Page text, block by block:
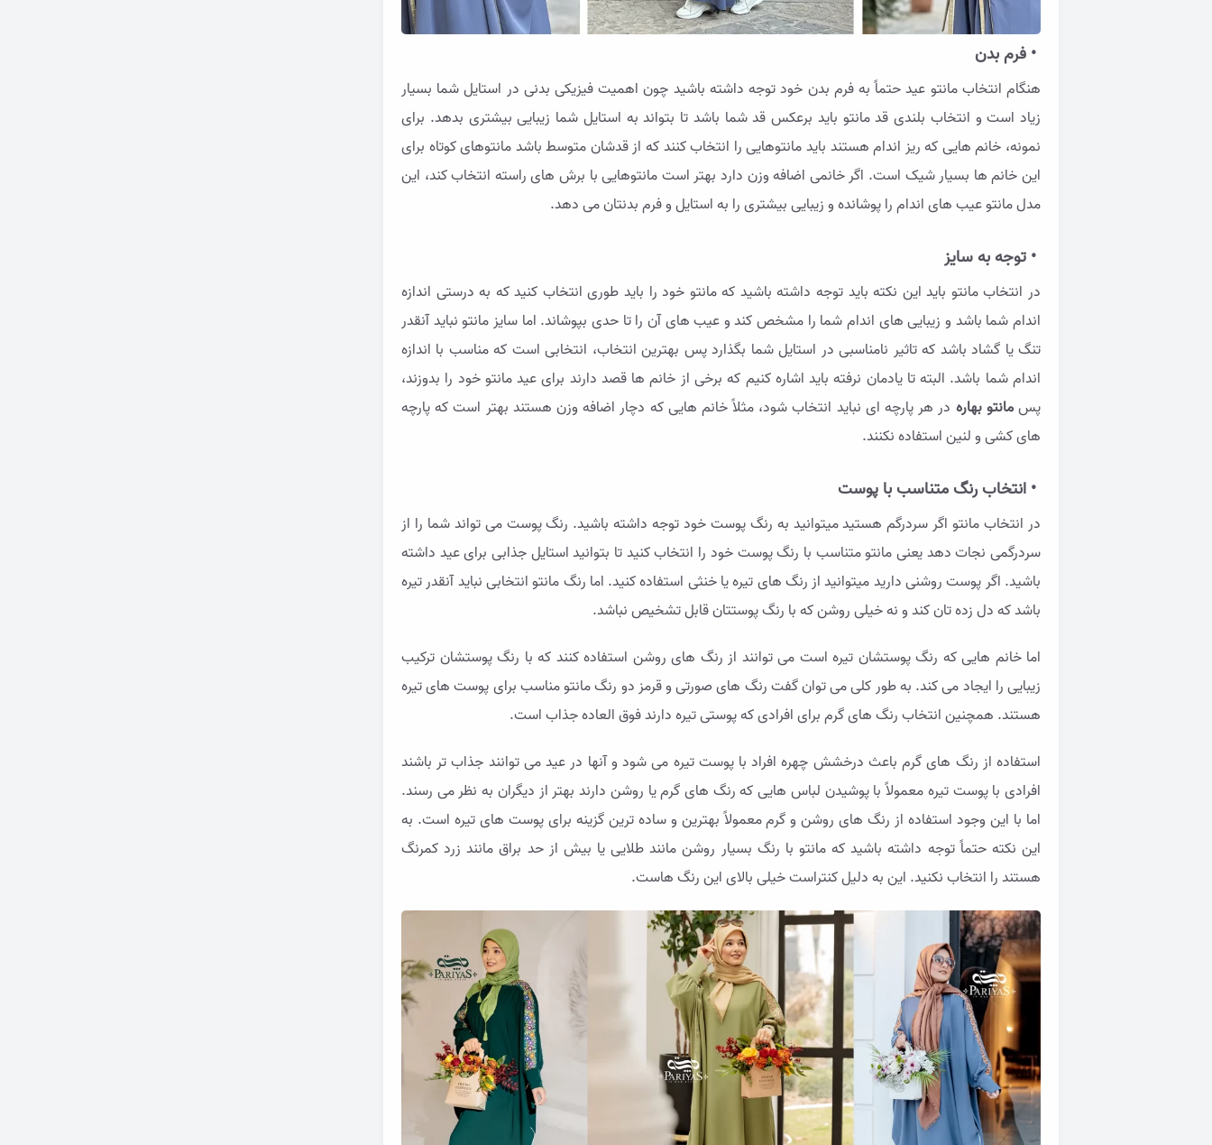
• فرم بدن
هنگام انتخاب مانتو عید حتماً به فرم بدن خود توجه داشته باشید چون اهمیت فیزیکی بدنی در استایل شما بسیار
زیاد است و انتخاب بلندی قد مانتو باید برعکس قد شما باشد تا بتواند به استایل شما زیبایی بیشتری بدهد. برای
نمونه، خانم هایی که ریز اندام هستند باید مانتوهایی را انتخاب کنند که از قدشان متوسط باشد مانتوهای کوتاه برای
این خانم ها بسیار شیک است. اگر خانمی اضافه وزن دارد بهتر است مانتوهایی با برش های راسته انتخاب کند، این
مدل مانتو عیب های اندام را پوشانده و زیبایی بیشتری را به استایل و فرم بدنتان می دهد.
• توجه به سایز
در انتخاب مانتو باید این نکته باید توجه داشته باشید که مانتو خود را باید طوری انتخاب کنید که به درستی اندازه
اندام شما باشد و زیبایی های اندام شما را مشخص کند و عیب های آن را تا حدی بپوشاند. اما سایز مانتو نباید آنقدر
تنگ یا گشاد باشد که تاثیر نامناسبی در استایل شما بگذارد پس بهترین انتخاب، انتخابی است که مناسب با اندازه
اندام شما باشد. البته تا یادمان نرفته باید اشاره کنیم که برخی از خانم ها قصد دارند برای عید مانتو خود را بدوزند،
پس مانتو بهاره در هر پارچه ای نباید انتخاب شود، مثلاً خانم هایی که دچار اضافه وزن هستند بهتر است که پارچه
های کشی و لنین استفاده نکنند.
• انتخاب رنگ متناسب با پوست
در انتخاب مانتو اگر سردرگم هستید میتوانید به رنگ پوست خود توجه داشته باشید. رنگ پوست می تواند شما را از
سردرگمی نجات دهد یعنی مانتو متناسب با رنگ پوست خود را انتخاب کنید تا بتوانید استایل جذابی برای عید داشته
باشید. اگر پوست روشنی دارید میتوانید از رنگ های تیره یا خنثی استفاده کنید. اما رنگ مانتو انتخابی نباید آنقدر تیره
باشد که دل زده تان کند و نه خیلی روشن که با رنگ پوستتان قابل تشخیص نباشد.
اما خانم هایی که رنگ پوستشان تیره است می توانند از رنگ های روشن استفاده کنند که با رنگ پوستشان ترکیب
زیبایی را ایجاد می کند. به طور کلی می توان گفت رنگ های صورتی و قرمز دو رنگ مانتو مناسب برای پوست های تیره
هستند. همچنین انتخاب رنگ های گرم برای افرادی که پوستی تیره دارند فوق العاده جذاب است.
استفاده از رنگ های گرم باعث درخشش چهره افراد با پوست تیره می شود و آنها در عید می توانند جذاب تر باشند
افرادی با پوست تیره معمولاً با پوشیدن لباس هایی که رنگ های گرم یا روشن دارند بهتر از دیگران به نظر می رسند.
اما با این وجود استفاده از رنگ های روشن و گرم معمولاً بهترین و ساده ترین گزینه برای پوست های تیره است. به
این نکته حتماً توجه داشته باشید که مانتو با رنگ بسیار روشن مانند طلایی یا بیش از حد براق مانند زرد کمرنگ
هستند را انتخاب نکنید. این به دلیل کنتراست خیلی بالای این رنگ هاست.